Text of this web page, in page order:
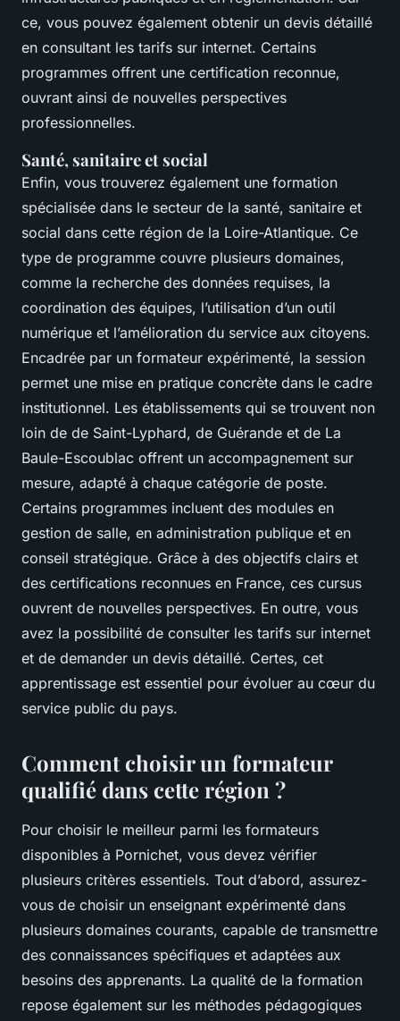
ce, vous pouvez également obtenir un devis détaillé
en consultant les tarifs sur internet. Certains
programmes offrent une certification reconnue,
ouvrant ainsi de nouvelles perspectives
professionnelles.
Santé, sanitaire et social
Enfin, vous trouverez également une formation
spécialisée dans le secteur de la santé, sanitaire et
social dans cette région de la Loire-Atlantique. Ce
type de programme couvre plusieurs domaines,
comme la recherche des données requises, la
coordination des équipes, l’utilisation d’un outil
numérique et l’amélioration du service aux citoyens.
Encadrée par un formateur expérimenté, la session
permet une mise en pratique concrète dans le cadre
institutionnel. Les établissements qui se trouvent non
loin de de Saint-Lyphard, de Guérande et de La
Baule-Escoublac offrent un accompagnement sur
mesure, adapté à chaque catégorie de poste.
Certains programmes incluent des modules en
gestion de salle, en administration publique et en
conseil stratégique. Grâce à des objectifs clairs et
des certifications reconnues en France, ces cursus
ouvrent de nouvelles perspectives. En outre, vous
avez la possibilité de consulter les tarifs sur internet
et de demander un devis détaillé. Certes, cet
apprentissage est essentiel pour évoluer au cœur du
service public du pays.
Comment choisir un formateur
qualifié dans cette région ?
Pour choisir le meilleur parmi les formateurs
disponibles à Pornichet, vous devez vérifier
plusieurs critères essentiels. Tout d’abord, assurez-
vous de choisir un enseignant expérimenté dans
plusieurs domaines courants, capable de transmettre
des connaissances spécifiques et adaptées aux
besoins des apprenants. La qualité de la formation
repose également sur les méthodes pédagogiques